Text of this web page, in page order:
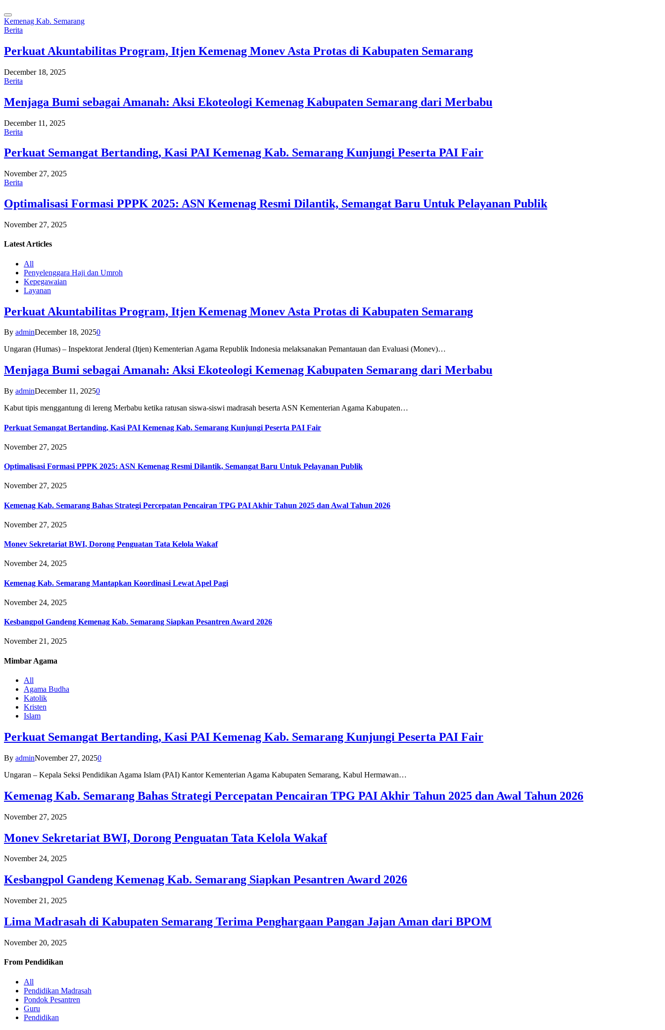
Kemenag Kab. Semarang
Berita
Perkuat Akuntabilitas Program, Itjen Kemenag Monev Asta Protas di Kabupaten Semarang
December 18, 2025
Berita
Menjaga Bumi sebagai Amanah: Aksi Ekoteologi Kemenag Kabupaten Semarang dari Merbabu
December 11, 2025
Berita
Perkuat Semangat Bertanding, Kasi PAI Kemenag Kab. Semarang Kunjungi Peserta PAI Fair
November 27, 2025
Berita
Optimalisasi Formasi PPPK 2025: ASN Kemenag Resmi Dilantik, Semangat Baru Untuk Pelayanan Publik
November 27, 2025
Latest Articles
All
Penyelenggara Haji dan Umroh
Kepegawaian
Layanan
Perkuat Akuntabilitas Program, Itjen Kemenag Monev Asta Protas di Kabupaten Semarang
By adminDecember 18, 20250
Ungaran (Humas) – Inspektorat Jenderal (Itjen) Kementerian Agama Republik Indonesia melaksanakan Pemantauan dan Evaluasi (Monev)…
Menjaga Bumi sebagai Amanah: Aksi Ekoteologi Kemenag Kabupaten Semarang dari Merbabu
By adminDecember 11, 20250
Kabut tipis menggantung di lereng Merbabu ketika ratusan siswa-siswi madrasah beserta ASN Kementerian Agama Kabupaten…
Perkuat Semangat Bertanding, Kasi PAI Kemenag Kab. Semarang Kunjungi Peserta PAI Fair
November 27, 2025
Optimalisasi Formasi PPPK 2025: ASN Kemenag Resmi Dilantik, Semangat Baru Untuk Pelayanan Publik
November 27, 2025
Kemenag Kab. Semarang Bahas Strategi Percepatan Pencairan TPG PAI Akhir Tahun 2025 dan Awal Tahun 2026
November 27, 2025
Monev Sekretariat BWI, Dorong Penguatan Tata Kelola Wakaf
November 24, 2025
Kemenag Kab. Semarang Mantapkan Koordinasi Lewat Apel Pagi
November 24, 2025
Kesbangpol Gandeng Kemenag Kab. Semarang Siapkan Pesantren Award 2026
November 21, 2025
Mimbar Agama
All
Agama Budha
Katolik
Kristen
Islam
Perkuat Semangat Bertanding, Kasi PAI Kemenag Kab. Semarang Kunjungi Peserta PAI Fair
By adminNovember 27, 20250
Ungaran – Kepala Seksi Pendidikan Agama Islam (PAI) Kantor Kementerian Agama Kabupaten Semarang, Kabul Hermawan…
Kemenag Kab. Semarang Bahas Strategi Percepatan Pencairan TPG PAI Akhir Tahun 2025 dan Awal Tahun 2026
November 27, 2025
Monev Sekretariat BWI, Dorong Penguatan Tata Kelola Wakaf
November 24, 2025
Kesbangpol Gandeng Kemenag Kab. Semarang Siapkan Pesantren Award 2026
November 21, 2025
Lima Madrasah di Kabupaten Semarang Terima Penghargaan Pangan Jajan Aman dari BPOM
November 20, 2025
From Pendidikan
All
Pendidikan Madrasah
Pondok Pesantren
Guru
Pendidikan